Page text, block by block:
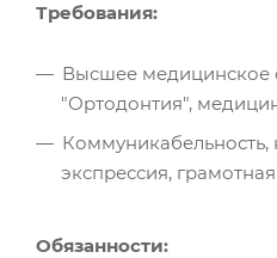
Требования:
Высшее медицинское
"Ортодонтия",
Коммуникабельность,
экспрессия,
Обязанности: